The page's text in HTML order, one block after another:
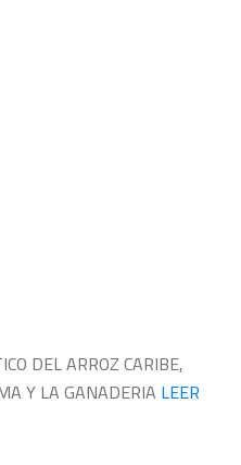
DEL ARROZ CARIBE,
Y LA GANADERIA LEER